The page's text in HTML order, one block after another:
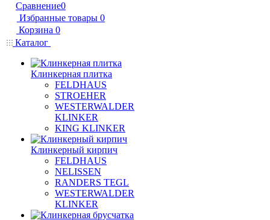
Сравнение0
Избранные товары 0
Корзина 0
Каталог
Клинкерная плитка
FELDHAUS
STROEHER
WESTERWALDER
KLINKER
KING KLINKER
Клинкерный кирпич
FELDHAUS
NELISSEN
RANDERS TEGL
WESTERWALDER
KLINKER